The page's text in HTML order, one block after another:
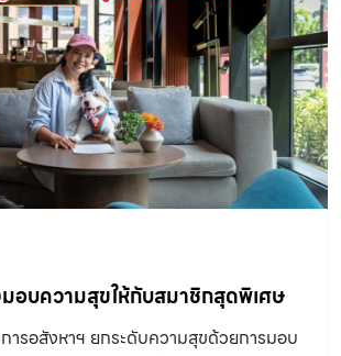
บความสุขให้กับสมาชิกสุดพิเศษ
ารอสังหาฯ ยกระดับความสุขด้วยการมอบ